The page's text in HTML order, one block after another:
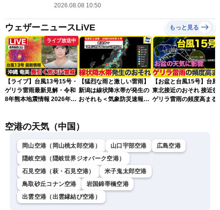
2026.08.08 10:50
ウェザーニュースLiVE もっと見る
ライブ放送中
【ライブ】台風13号15号・
ゲリラ雷雨最新見解・令和
8年熊本地震情報 2026年8
愛梨／芳野達郎〉最新天気
【猛烈な雨と激しい雷雨】
新潟は線状降水帯が発生の
おそれも＜気象防災速報・
【お盆と台風15号】台風
東北接近のおそれ 接近後
ゲリラ雷雨の頻度高まる
空港の天気（中国）
岡山空港（岡山桃太郎空港） 山口宇部空港
広島空港
隠岐空港（隠岐世界ジオパーク空港）
石見空港（萩・石見空港）
米子鬼太郎空港
鳥取砂丘コナン空港
岩国錦帯橋空港
出雲空港（出雲縁結び空港）